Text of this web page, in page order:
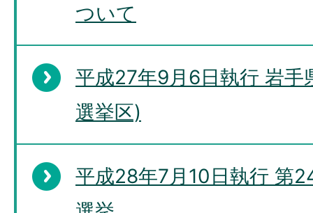
ついて
平成27年9月6日執行 岩手
選挙区)
平成28年7月10日執行 第